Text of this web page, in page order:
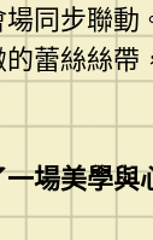
同步聯動
蕾絲絲帶
場美學與